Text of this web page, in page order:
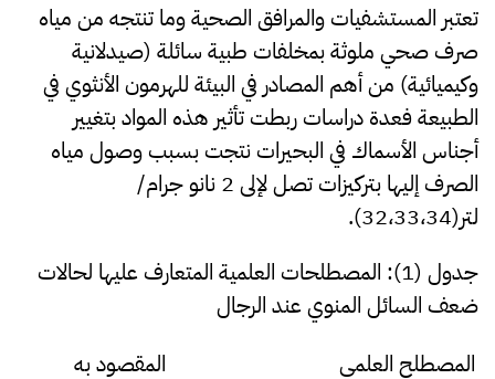
تعتبر المستشفيات والمرافق الصحية وما تنتجه من مياه
صرف صحي ملوثة بمخلفات طبية سائلة (صيدلانية
وكيميائية) من أهم المصادر في البيئة للهرمون الأنثوي في
الطبيعة فعدة دراسات ربطت تأثير هذه المواد بتغيير
أجناس الأسماك في البحيرات نتجت بسبب وصول مياه
الصرف إليها بتركيزات تصل لإلى 2 نانو جرام/
لتر(32،33،34).
جدول (1): المصطلحات العلمية المتعارف عليها لحالات
ضعف السائل المنوي عند الرجال
المصطلح العلمي
المقصود به